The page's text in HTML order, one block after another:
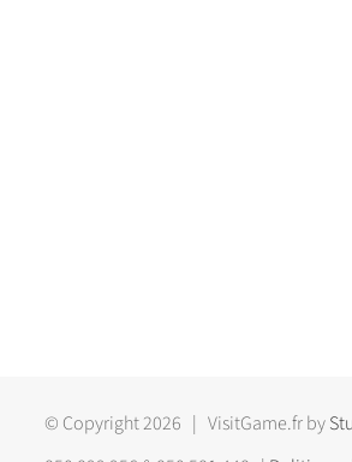
© Copyright2026 | VisitGame.fr by